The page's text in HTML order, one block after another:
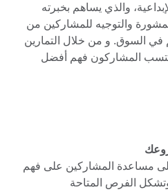
والذي يساهم بخبرته
والتوجيه للمشاركين من
في السوق. و من خلال التمارين
المشاركون فهم أفضل
مساعدة المشاركين على فهم
وتشكل الفرص المتاحة